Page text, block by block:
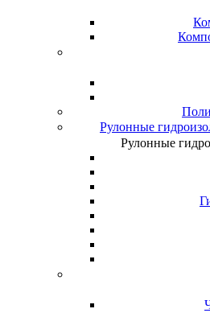
Рулонные
Рулонные